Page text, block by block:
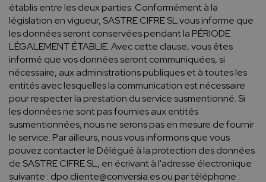
établis entre les deux parties. Conformément à la
législation en vigueur, SASTRE CIFRE SL vous informe que
les données seront conservées pendant la PÉRIODE
LÉGALEMENT ÉTABLIE. Avec cette clause, vous êtes
informé que vos données seront communiquées, si
nécessaire, aux administrations publiques et à toutes les
entités avec lesquelles la communication est nécessaire
pour respecter la prestation du service susmentionné. Si
les données ne sont pas fournies aux entités
susmentionnées, nous ne serons pas en mesure de fournir
le service. Par ailleurs, nous vous informons que vous
pouvez contacter le Délégué à la protection des données
de SASTRE CIFRE SL, en écrivant à l'adresse électronique
suivante : dpo.cliente@conversia.es ou par téléphone :